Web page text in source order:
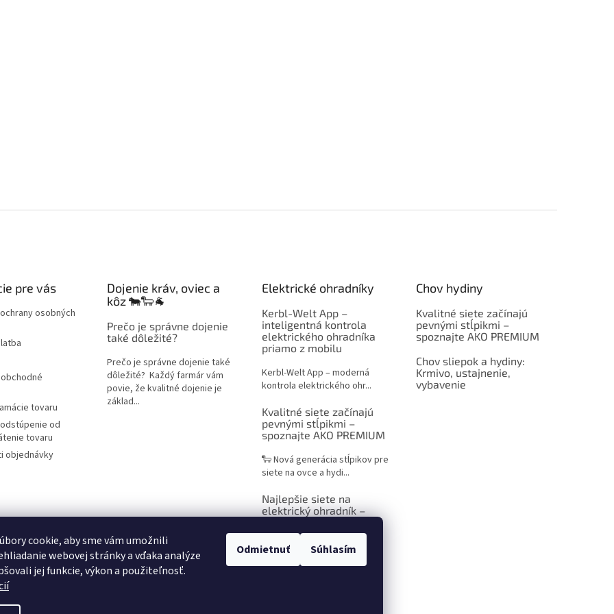
cookie, aby sme vám umožnili
webovej stránky a vďaka analýze
jej funkcie, výkon a použiteľnosť.
Odmietnuť Súhlasím
pre vás
osobných
tovaru
od
tovaru
objednávky
Dojenie kráv, oviec a
kôz 🐄🐑🐐
Prečo je správne dojenie
také dôležité?
Prečo je správne dojenie také
dôležité? Každý farmár vám
povie, že kvalitné dojenie je
základ...
Elektrické ohradníky
Kerbl-Welt App –
inteligentná kontrola
elektrického ohradníka
priamo z mobilu
Kerbl-Welt App – moderná
kontrola elektrického ohr...
Kvalitné siete začínajú
pevnými stĺpikmi –
spoznajte AKO PREMIUM
🐑 Nová generácia stĺpikov pre
siete na ovce a hydi...
Najlepšie siete na
elektrický ohradník –
praktický sprievodca pre
chovateľov
Chov hydiny
Kvalitné siete začínajú
pevnými stĺpikmi –
spoznajte AKO PREMIUM
Chov sliepok a hydiny:
Krmivo, ustajnenie,
vybavenie